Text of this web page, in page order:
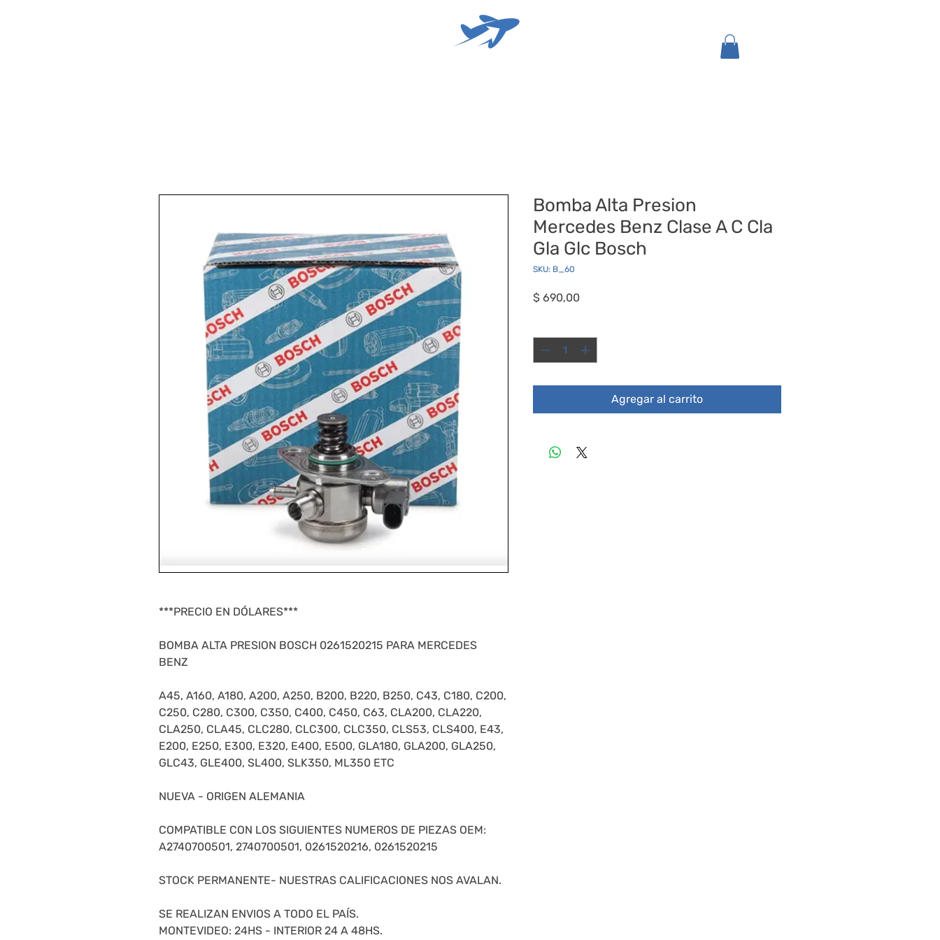
***PRECIO EN DÓLARES***
BOMBA ALTA PRESION BOSCH 0261520215 PARA MERCEDES
BENZ
A45, A160, A180, A200, A250, B200, B220, B250, C43, C180, C200,
C250, C280, C300, C350, C400, C450, C63, CLA200, CLA220,
CLA250, CLA45, CLC280, CLC300, CLC350, CLS53, CLS400, E43,
E200, E250, E300, E320, E400, E500, GLA180, GLA200, GLA250,
GLC43, GLE400, SL400, SLK350, ML350 ETC
NUEVA - ORIGEN ALEMANIA
COMPATIBLE CON LOS SIGUIENTES NUMEROS DE PIEZAS OEM:
A2740700501, 2740700501, 0261520216, 0261520215
STOCK PERMANENTE- NUESTRAS CALIFICACIONES NOS AVALAN.
SE REALIZAN ENVIOS A TODO EL PAÍS.
MONTEVIDEO: 24HS - INTERIOR 24 A 48HS.
Bomba Alta Presion
Mercedes Benz Clase A C Cla
Gla Glc Bosch
SKU: B_60
$ 690,00Precio
Agregar al carrito